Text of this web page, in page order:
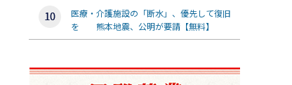
医療・介護施設の「断水」、優先して復旧
を 熊本地震、公明が要請【無料】